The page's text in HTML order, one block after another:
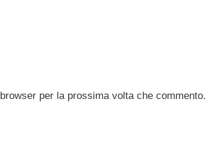
per la prossima volta che commento.